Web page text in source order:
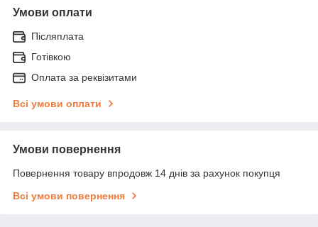
Умови оплати
Післяплата
Готівкою
Оплата за реквізитами
Всі умови оплати
Умови повернення
Повернення товару впродовж 14 днів за рахунок покупця
Всі умови повернення